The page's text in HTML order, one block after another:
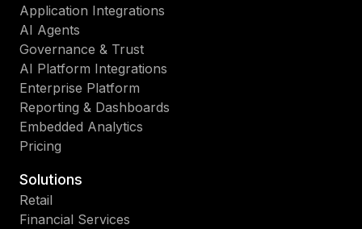
Application Integrations
AI Agents
Governance & Trust
AI Platform Integrations
Enterprise Platform
Reporting & Dashboards
Embedded Analytics
Pricing
Solutions
Retail
Financial Services